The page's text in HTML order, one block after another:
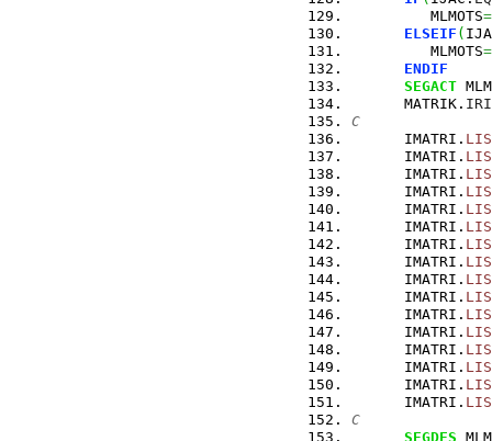
         MLMOTS
=
ELSEIF (
         MLMOTS
=
ENDIF
SEGACT
      MATRIK.
C
      IMATRI.
      IMATRI.
      IMATRI.
      IMATRI.
      IMATRI.
      IMATRI.
      IMATRI.
      IMATRI.
      IMATRI.
      IMATRI.
      IMATRI.
      IMATRI.
      IMATRI.
      IMATRI.
      IMATRI.
      IMATRI.
C
SEGDES